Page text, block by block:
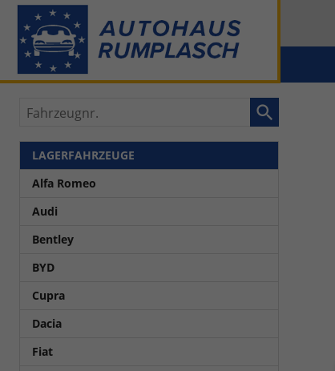
Fahrzeugnr.
LAGERFAHRZEUGE
Alfa Romeo
Audi
Bentley
BYD
Cupra
Dacia
Fiat